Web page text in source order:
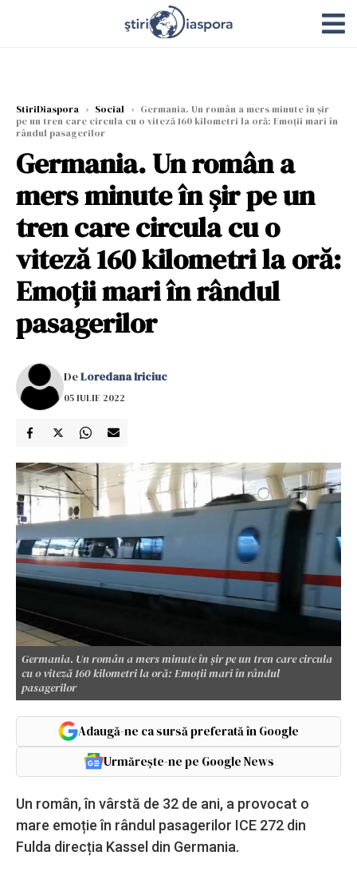
StiriDiaspora › Social › Germania. Un român a mers minute în șir
pe un tren care circula cu o viteză 160 kilometri la oră: Emoții mari în
rândul pasagerilor
Germania. Un român a
mers minute în șir pe un
tren care circula cu o
viteză 160 kilometri la oră:
Emoții mari în rândul
pasagerilor
DeLoredana Iriciuc
05 IULIE 2022
Germania. Un român a mers minute în șir pe un tren care circula
cu o viteză 160 kilometri la oră: Emoții mari în rândul
pasagerilor
Adaugă-ne ca sursă preferată în Google
Urmărește-ne pe Google News
Un român, în vârstă de 32 de ani, a provocat o
mare emoție în rândul pasagerilor ICE 272 din
Fulda direcția Kassel din Germania.